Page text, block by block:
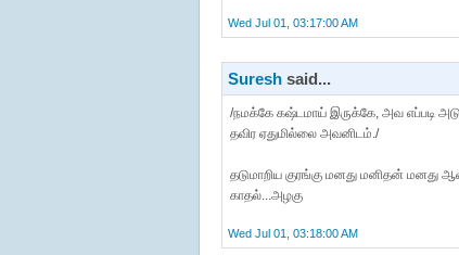
Wed Jul 01, 03:17:00 AM
Sureshsaid...
/நமக்கே கஷ்டமாய் இருக்கே, அவ எப்படி
தவிர ஏதுமில்லை அவனிடம்./
தடுமாறிய குரங்கு மனது மனிதன்
காதல்...அழகு
Wed Jul 01, 03:18:00 AM